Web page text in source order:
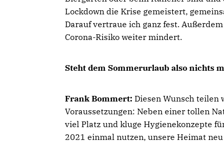
Lockdown die Krise gemeistert,
Darauf vertraue ich ganz fest.
Corona-Risiko weiter mindert.
Steht dem Sommerurlaub also nichts
Frank Bommert: Diesen Wunsch teilen
Voraussetzungen: Neben einer tollen
viel Platz und kluge Hygienekonzepte
2021 einmal nutzen, unsere Heimat